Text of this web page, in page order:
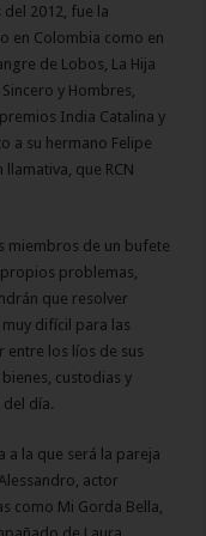
2012, fue la
en Colombia como en
de Lobos, La Hija
y Hombres,
India Catalina y
a su hermano Felipe
que RCN
miembros de un bufete
problemas,
que resolver
difícil para las
entre los líos de sus
custodias y
día.
a la que será la pareja
actor
como Mi Gorda Bella,